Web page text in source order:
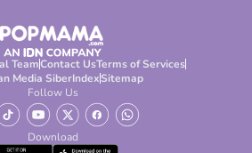
TeamContact UsTerms of Services
Media SiberIndexSitemap
Follow Us
Download